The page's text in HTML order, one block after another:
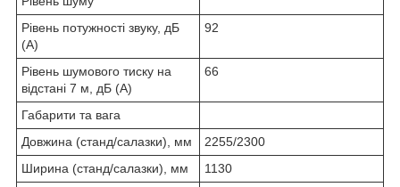
Рівень потужності звуку, дБ
(А)
92
Рівень шумового тиску на
відстані 7 м, дБ (А)
66
Габарити та вага
Довжина (станд/салазки), мм
2255/2300
Ширина (станд/салазки), мм
1130